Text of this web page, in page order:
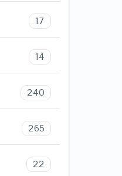
17
14
240
265
22